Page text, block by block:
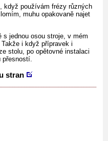
když používám frézy různých
muhu opakovaně najet
s jednou osou stroje, v mém
i když přípravek i
stolu, po opětovné instalaci
stran